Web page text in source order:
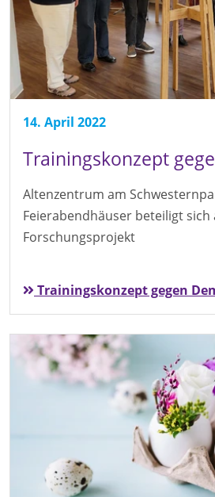
14. April 2022
Trainingskonzept
Altenzentrum am
Feierabendhäuser beteiligt sich
Forschungsprojekt
Trainingskonzept gegen